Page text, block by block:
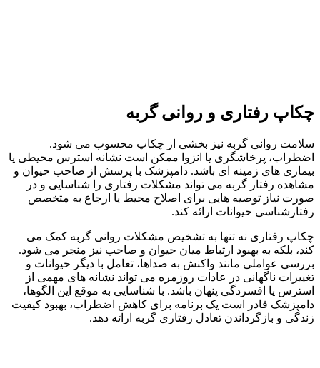
چکاپ رفتاری و روانی گربه
سلامت روانی گربه نیز بخشی از چکاپ محسوب می‌ شود.
اضطراب، پرخاشگری یا انزوا ممکن است نشانه استرس محیطی یا
بیماری‌ های زمینه‌ ای باشد. دامپزشک با پرسش از صاحب حیوان و
مشاهده رفتار گربه می‌ تواند مشکلات رفتاری را شناسایی و در
صورت نیاز توصیه‌ هایی برای اصلاح محیط یا ارجاع به متخصص
رفتارشناسی حیوانات ارائه کند.
چکاپ رفتاری نه‌ تنها به تشخیص مشکلات روانی گربه کمک می‌
کند، بلکه به بهبود ارتباط میان حیوان و صاحب نیز منجر می‌ شود.
بررسی عواملی مانند واکنش به صداها، تعامل با دیگر حیوانات و
تغییرات ناگهانی در عادات روزمره می‌ تواند نشانه‌ های مهمی از
استرس یا افسردگی پنهان باشد. با شناسایی به‌ موقع این الگوها،
دامپزشک قادر است یک برنامه‌ برای کاهش اضطراب، بهبود کیفیت
زندگی و بازگرداندن تعادل رفتاری گربه ارائه دهد.